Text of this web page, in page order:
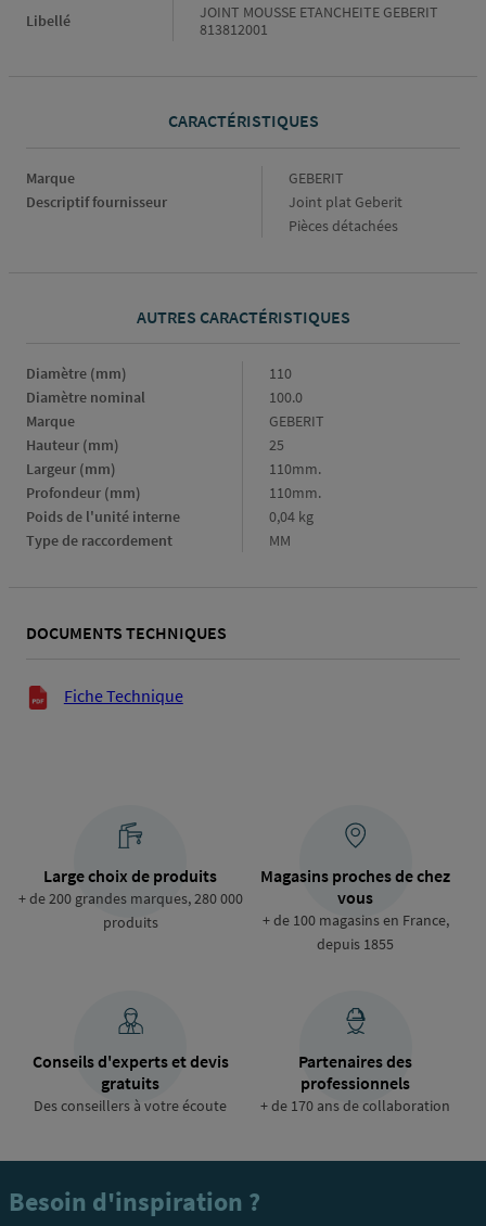
Libellé
JOINT MOUSSE ETANCHEITE GEBERIT
813812001
CARACTÉRISTIQUES
Caractéristiques
Marque
GEBERIT
Descriptif fournisseur
Joint plat Geberit
Pièces détachées
AUTRES CARACTÉRISTIQUES
Diamètre (mm)
Diamètre
(mm)
110
Diamètre nominal
Diamètre
nominal
100.0
Marque
Marque
GEBERIT
Hauteur (mm)
Hauteur
(mm)
25
Largeur (mm)
Largeur
(mm)
110mm.
Profondeur (mm)
Profondeur
(mm)
110mm.
Poids de l'unité interne
Poids
de
l'unité
0,04 kg
Type de raccordement
Type
MM
DOCUMENTS TECHNIQUES
Documents techniques
Fiche Technique
Large choix de produits
+ de 200 grandes marques, 280 000
produits
Magasins proches de chez
vous
+ de 100 magasins en France,
depuis 1855
Conseils d'experts et devis
gratuits
Des conseillers à votre écoute
Partenaires des
professionnels
+ de 170 ans de collaboration
Besoin d'inspiration ?